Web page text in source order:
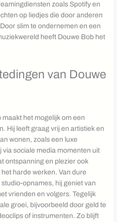
zoals Spotify en
op liedjes die door anderen
slim te ondernemen en een
heeft Douwe Bob het
van Douwe
het mogelijk om een
Hij leeft graag vrij en artistiek en
wonen, zoals een luxe
sociale media momenten uit
ontspanning en plezier ook
harde werken. Van dure
opnames, hij geniet van
vrienden en volgers. Tegelijk
groei, bijvoorbeeld door geld te
of instrumenten. Zo blijft